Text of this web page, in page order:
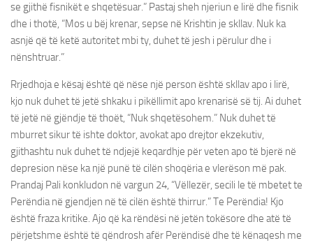
se gjithë fisnikët e shqetësuar.” Pastaj sheh njeriun e lirë dhe fisnik
dhe i thotë, “Mos u bëj krenar, sepse në Krishtin je skllav. Nuk ka
asnjë që të ketë autoritet mbi ty, duhet të jesh i përulur dhe i
nënshtruar.”
Rrjedhoja e kësaj është që nëse një person është skllav apo i lirë,
kjo nuk duhet të jetë shkaku i pikëllimit apo krenarisë së tij. Ai duhet
të jetë në gjëndje të thoët, “Nuk shqetësohem.” Nuk duhet të
mburret sikur të ishte doktor, avokat apo drejtor ekzekutiv,
gjithashtu nuk duhet të ndjejë keqardhje për veten apo të bjerë në
depresion nëse ka një punë të cilën shoqëria e vlerëson më pak.
Prandaj Pali konkludon në vargun 24, “Vëllezër, secili le të mbetet te
Perëndia në gjendjen në të cilën është thirrur.” Te Perëndia! Kjo
është fraza kritike. Ajo që ka rëndësi në jetën tokësore dhe atë të
përjetshme është të qëndrosh afër Perëndisë dhe të kënaqesh me